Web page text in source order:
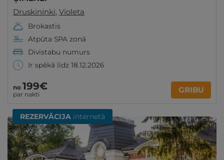
Druskininki, Violeta
Brokastis
Atpūta SPA zonā
Divistabu numurs
Ir spēkā līdz 18.12.2026
no 199€
par nakti GRIBU
REZERVĀCIJA internetā